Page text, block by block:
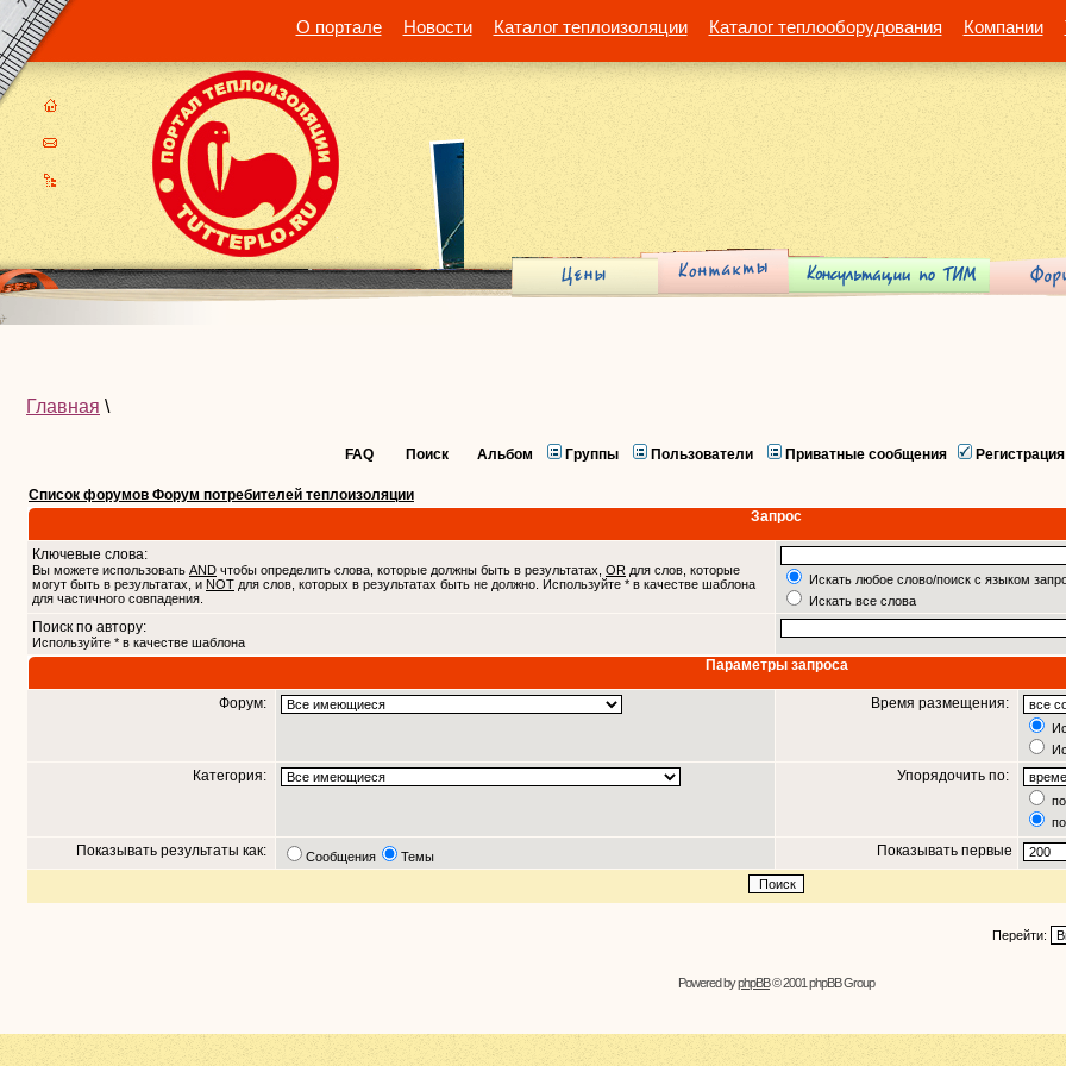
О портале Новости Каталог теплоизоляции Каталог теплооборудования Компании
Главная \
FAQ Поиск Альбом Группы Пользователи Приватные сообщения Регистрация
Список форумов Форум потребителей теплоизоляции
Запрос
Ключевые слова:
Вы можете использовать AND чтобы определить слова, которые должны быть в результатах, OR для слов, которые
могут быть в результатах, и NOT для слов, которых в результатах быть не должно. Используйте * в качестве шаблона
для частичного совпадения.
Искать любое слово/поиск с языком
Искать все слова
Поиск по автору:
Используйте * в качестве шаблона
Параметры запроса
Форум: Время размещения:
Категория: Упорядочить по:
Показывать результаты как: Сообщения Темы Показывать первые
Перейти:
Powered byphpBB© 2001 phpBB Group